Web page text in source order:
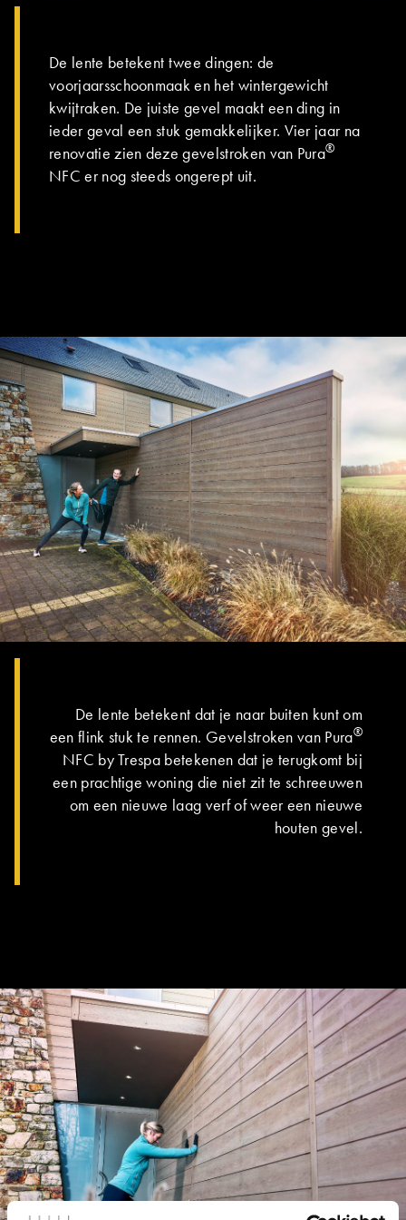
De lente betekent twee dingen: de
voorjaarsschoonmaak en het wintergewicht
kwijtraken. De juiste gevel maakt een ding in
ieder geval een stuk gemakkelijker. Vier jaar na
renovatie zien deze gevelstroken van Pura®
NFC er nog steeds ongerept uit.
De lente betekent dat je naar buiten kunt om
een flink stuk te rennen. Gevelstroken van Pura®
NFC by Trespa betekenen dat je terugkomt bij
een prachtige woning die niet zit te schreeuwen
om een nieuwe laag verf of weer een nieuwe
houten gevel.